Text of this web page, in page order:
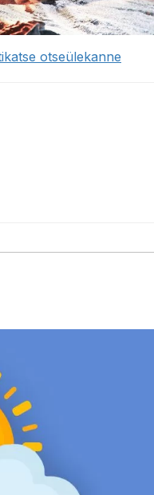
otseülekanne